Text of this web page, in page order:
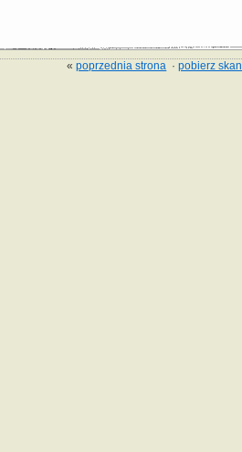
«poprzednia strona ·pobierz skan